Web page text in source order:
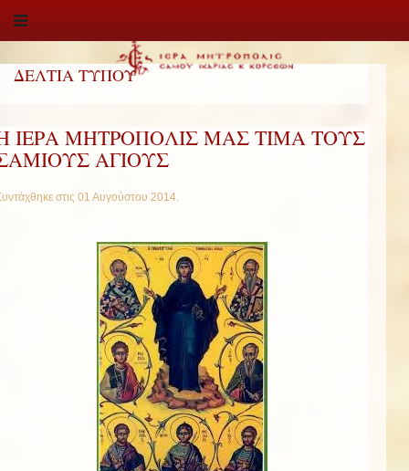
ΔΕΛΤΙΑ ΤΥΠΟΥ
ΙΕΡΑ ΜΗΤΡΟΠΟΛΙΣ ΜΑΣ ΤΙΜΑ ΤΟΥΣ
ΑΓΙΟΥΣ
στις 01 Αυγούστου 2014.